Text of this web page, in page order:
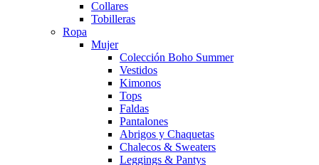
Collares
Tobilleras
Ropa
Mujer
Colección Boho Summer
Vestidos
Kimonos
Tops
Faldas
Pantalones
Abrigos y Chaquetas
Chalecos & Sweaters
Leggings & Pantys